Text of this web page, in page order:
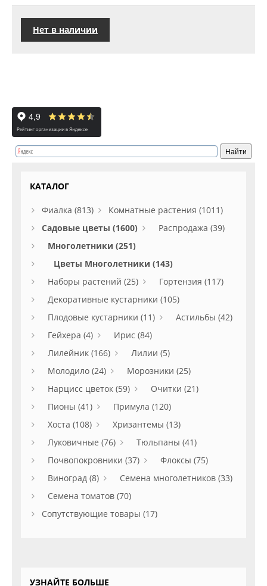
Нет в наличии
КАТАЛОГ
Фиалка (813)
Комнатные растения (1011)
Садовые цветы (1600)
Распродажа (39)
Многолетники (251)
Цветы Многолетники (143)
Наборы растений (25)
Гортензия (117)
Декоративные кустарники (105)
Плодовые кустарники (11)
Астильбы (42)
Гейхера (4)
Ирис (84)
Лилейник (166)
Лилии (5)
Молодило (24)
Морозники (25)
Нарцисс цветок (59)
Очитки (21)
Пионы (41)
Примула (120)
Хоста (108)
Хризантемы (13)
Луковичные (76)
Тюльпаны (41)
Почвопокровники (37)
Флоксы (75)
Виноград (8)
Семена многолетников (33)
Семена томатов (70)
Сопутствующие товары (17)
УЗНАЙТЕ БОЛЬШЕ